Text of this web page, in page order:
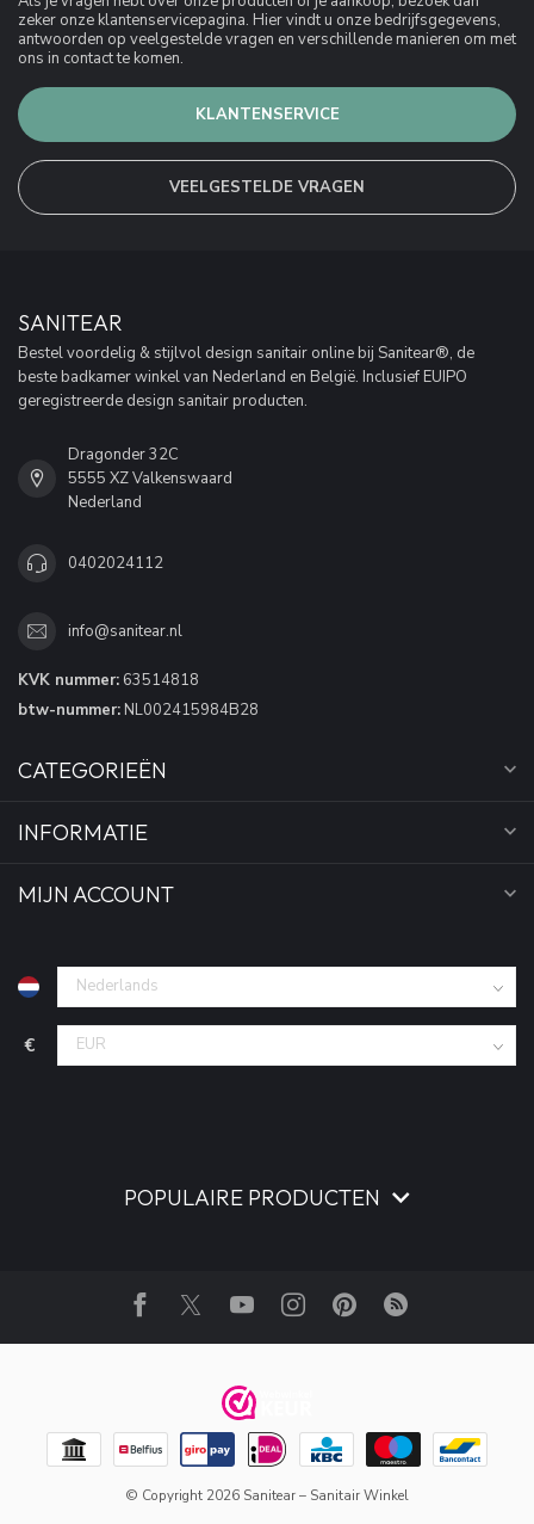
zeker onze klantenservicepagina. Hier vindt u onze bedrijfsgegevens,
antwoorden op veelgestelde vragen en verschillende manieren om met
ons in contact te komen.
KLANTENSERVICE
VEELGESTELDE VRAGEN
SANITEAR
Bestel voordelig & stijlvol design sanitair online bij Sanitear®, de
beste badkamer winkel van Nederland en België. Inclusief EUIPO
geregistreerde design sanitair producten.
Dragonder 32C
5555 XZ Valkenswaard
Nederland
0402024112
info@sanitear.nl
KVK nummer: 63514818
btw-nummer: NL002415984B28
CATEGORIEËN
INFORMATIE
MIJN ACCOUNT
€
POPULAIRE PRODUCTEN
© Copyright 2026 Sanitear – Sanitair Winkel